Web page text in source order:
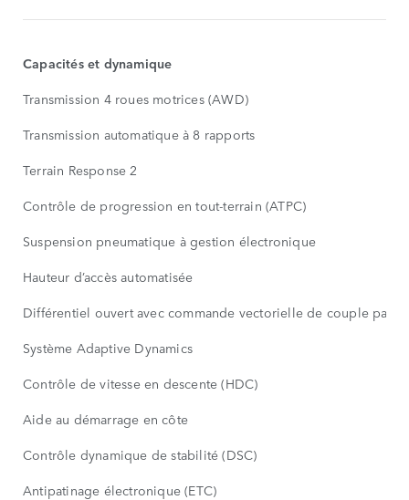
Capacités et dynamique
Transmission 4 roues motrices (AWD)
Transmission automatique à 8 rapports
Terrain Response 2
Contrôle de progression en tout-terrain (ATPC)
Suspension pneumatique à gestion électronique
Hauteur d’accès automatisée
Différentiel ouvert avec commande vectorielle de couple par
Système Adaptive Dynamics
Contrôle de vitesse en descente (HDC)
Aide au démarrage en côte
Contrôle dynamique de stabilité (DSC)
Antipatinage électronique (ETC)